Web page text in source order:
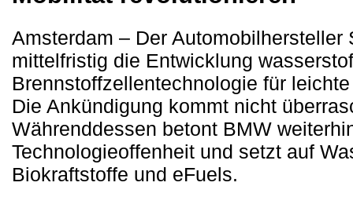
Amsterdam – Der Automobilhersteller
mittelfristig die Entwicklung
Brennstoffzellentechnologie für
Die Ankündigung kommt nicht
Währenddessen betont BMW
Technologieoffenheit und setzt auf
Biokraftstoffe und eFuels.